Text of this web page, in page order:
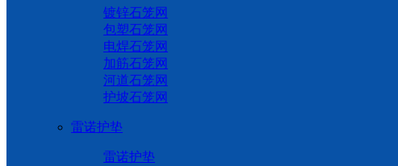
镀锌石笼网
包塑石笼网
电焊石笼网
加筋石笼网
河道石笼网
护坡石笼网
雷诺护垫
雷诺护垫